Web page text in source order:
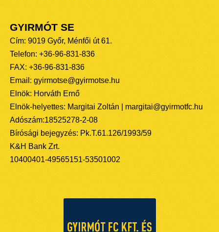
GYIRMÓT SE
Cím: 9019 Győr, Ménfői út 61.
Telefon: +36-96-831-836
FAX: +36-96-831-836
Email: gyirmotse@gyirmotse.hu
Elnök: Horváth Ernő
Elnök-helyettes: Margitai Zoltán | margitai@gyirmotfc.hu
Adószám:18525278-2-08
Bírósági bejegyzés: Pk.T.61.126/1993/59
K&H Bank Zrt.
10400401-49565151-53501002